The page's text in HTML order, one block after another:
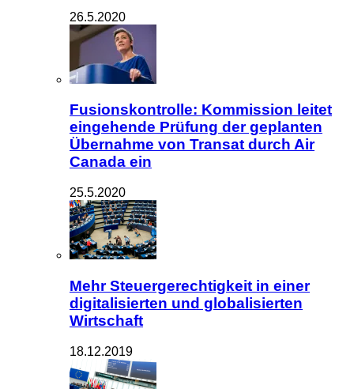
26.5.2020
Fusionskontrolle: Kommission leitet
eingehende Prüfung der geplanten
Übernahme von Transat durch Air
Canada ein
25.5.2020
Mehr Steuergerechtigkeit in einer
digitalisierten und globalisierten
Wirtschaft
18.12.2019